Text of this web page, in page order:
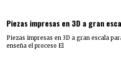
Piezas impresas en 3D a gran
Piezas impresas en 3D a gran escala
enseña el proceso El